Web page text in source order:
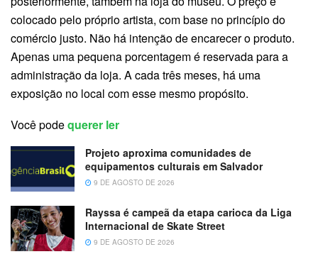
colocado pelo próprio artista, com base no princípio do
comércio justo. Não há intenção de encarecer o produto.
Apenas uma pequena porcentagem é reservada para a
administração da loja. A cada três meses, há uma
exposição no local com esse mesmo propósito.
Você podequerer ler
Projeto aproxima comunidades de
equipamentos culturais em Salvador
9 DE AGOSTO DE 2026
Rayssa é campeã da etapa carioca da Liga
Internacional de Skate Street
9 DE AGOSTO DE 2026